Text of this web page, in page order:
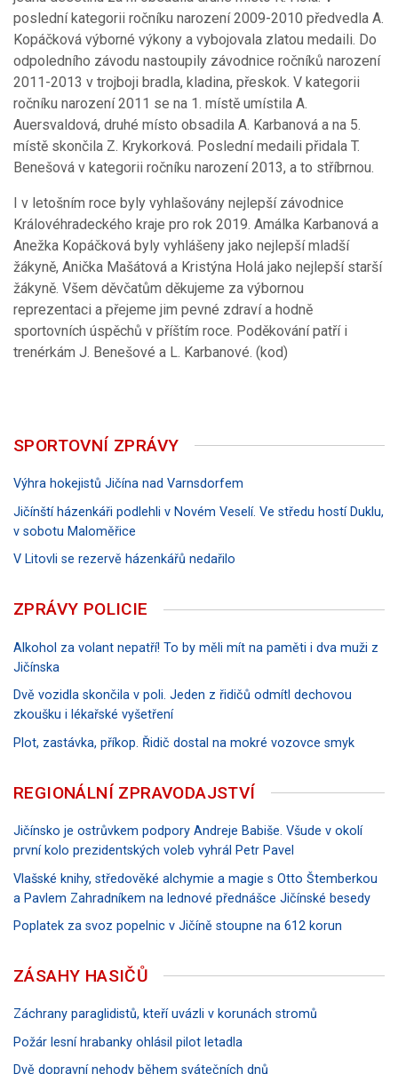
poslední kategorii ročníku narození 2009-2010 předvedla A.
Kopáčková výborné výkony a vybojovala zlatou medaili. Do
odpoledního závodu nastoupily závodnice ročníků narození
2011-2013 v trojboji bradla, kladina, přeskok. V kategorii
ročníku narození 2011 se na 1. místě umístila A.
Auersvaldová, druhé místo obsadila A. Karbanová a na 5.
místě skončila Z. Krykorková. Poslední medaili přidala T.
Benešová v kategorii ročníku narození 2013, a to stříbrnou.
I v letošním roce byly vyhlašovány nejlepší závodnice
Královéhradeckého kraje pro rok 2019. Amálka Karbanová a
Anežka Kopáčková byly vyhlášeny jako nejlepší mladší
žákyně, Anička Mašátová a Kristýna Holá jako nejlepší starší
žákyně. Všem děvčatům děkujeme za výbornou
reprezentaci a přejeme jim pevné zdraví a hodně
sportovních úspěchů v příštím roce. Poděkování patří i
trenérkám J. Benešové a L. Karbanové. (kod)
SPORTOVNÍ ZPRÁVY
Výhra hokejistů Jičína nad Varnsdorfem
Jičínští házenkáři podlehli v Novém Veselí. Ve středu hostí Duklu,
v sobotu Maloměřice
V Litovli se rezervě házenkářů nedařilo
ZPRÁVY POLICIE
Alkohol za volant nepatří! To by měli mít na paměti i dva muži z
Jičínska
Dvě vozidla skončila v poli. Jeden z řidičů odmítl dechovou
zkoušku i lékařské vyšetření
Plot, zastávka, příkop. Řidič dostal na mokré vozovce smyk
REGIONÁLNÍ ZPRAVODAJSTVÍ
Jičínsko je ostrůvkem podpory Andreje Babiše. Všude v okolí
první kolo prezidentských voleb vyhrál Petr Pavel
Vlašské knihy, středověké alchymie a magie s Otto Štemberkou
a Pavlem Zahradníkem na lednové přednášce Jičínské besedy
Poplatek za svoz popelnic v Jičíně stoupne na 612 korun
ZÁSAHY HASIČŮ
Záchrany paraglidistů, kteří uvázli v korunách stromů
Požár lesní hrabanky ohlásil pilot letadla
Dvě dopravní nehody během svátečních dnů